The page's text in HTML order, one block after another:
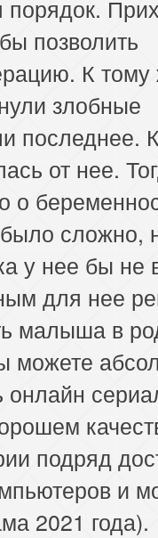
позволить
К
злобные
последнее.
от нее.
о
сложно,
у нее бы
для нее
малыша в
можете
онлайн
подряд
и
2021 года).